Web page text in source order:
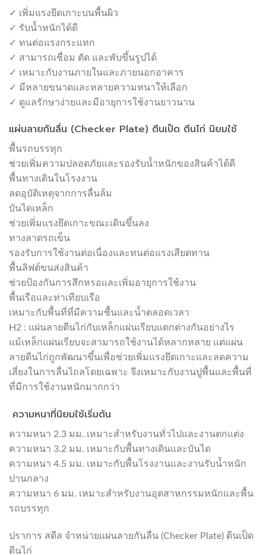
✓ เพิ่มแรงยึดเกาะบนพื้นผิว
✓ รับน้ำหนักได้ดี
✓ ทนต่อแรงกระแทก
✓ สามารถเชื่อม ตัด และพับขึ้นรูปได้
✓ เหมาะกับงานภายในและภายนอกอาคาร
✓ มีหลายขนาดและหลายความหนาให้เลือก
✓ ดูแลรักษาง่ายและมีอายุการใช้งานยาวนาน
แผ่นลายกันลื่น (Checker Plate) ตีนเป็ด ตีนไก่ นิยมใช้
พื้นรถบรรทุก
ช่วยเพิ่มความปลอดภัยและรองรับน้ำหนักของสินค้าได้ดี
พื้นทางเดินในโรงงาน
ลดอุบัติเหตุจากการลื่นล้ม
บันไดเหล็ก
ช่วยเพิ่มแรงยึดเกาะขณะเดินขึ้นลง
ทางลาดรถเข็น
รองรับการใช้งานต่อเนื่องและทนต่อแรงเสียดทาน
พื้นลิฟต์ขนส่งสินค้า
ช่วยป้องกันการสึกหรอและเพิ่มอายุการใช้งาน
พื้นเรือและท่าเทียบเรือ
เหมาะกับพื้นที่ที่มีความชื้นและน้ำตลอดเวลา
H2 : แผ่นลายตีนไก่กับเหล็กแผ่นเรียบแตกต่างกันอย่างไร
แม้เหล็กแผ่นเรียบจะสามารถใช้งานได้หลากหลาย แต่แผ่น
ลายตีนไก่ถูกพัฒนาขึ้นเพื่อช่วยเพิ่มแรงยึดเกาะและลดความ
เสี่ยงในการลื่นไถลโดยเฉพาะ จึงเหมาะกับงานปูพื้นและพื้นที่
ที่มีการใช้งานหนักมากกว่า
ความหนาที่นิยมใช้เริ่มต้น
ความหนา 2.3 มม. เหมาะสำหรับงานทั่วไปและงานตกแต่ง
ความหนา 3.2 มม. เหมาะกับพื้นทางเดินและบันได
ความหนา 4.5 มม. เหมาะกับพื้นโรงงานและงานรับน้ำหนัก
ปานกลาง
ความหนา 6 มม. เหมาะสำหรับงานอุตสาหกรรมหนักและพื้น
รถบรรทุก
ปราการ สตีล จำหน่ายแผ่นลายกันลื่น (Checker Plate) ตีนเป็ด
ตีนไก่